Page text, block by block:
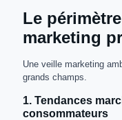
Le
marketing
Une veille marketing
grands champs.
1. Tendances
consommateurs